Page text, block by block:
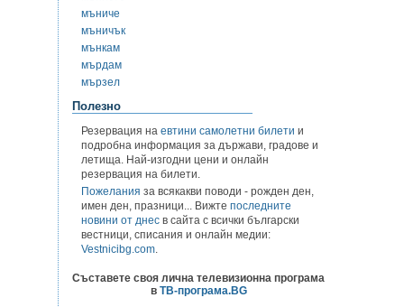
мъниче
мъничък
мънкам
мърдам
мързел
Полезно
Резервация на евтини самолетни билети и
подробна информация за държави, градове и
летища. Най-изгодни цени и онлайн
резервация на билети.
Пожелания за всякакви поводи - рожден ден,
имен ден, празници... Вижте последните
новини от днес в сайта с всички български
вестници, списания и онлайн медии:
Vestnicibg.com.
Съставете своя лична телевизионна програма
в ТВ-програма.BG